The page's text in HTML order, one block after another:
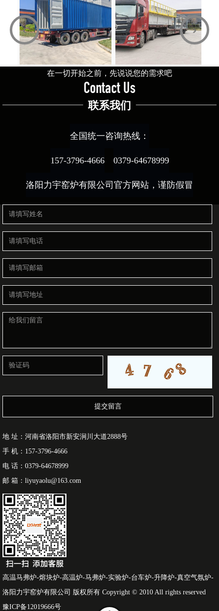
‹ ›
在一切开始之前，先说说您的需求吧
Contact Us
联系我们
全国统一咨询热线：
157-3796-4666 0379-64678999
洛阳力宇窑炉有限公司官方网站，谨防假冒
提交留言
地 址：河南省洛阳市新安涧川大道2888号
手 机：157-3796-4666
电 话：0379-64678999
邮 箱：liyuyaolu@163.com
高温马弗炉-熔块炉-高温炉-马弗炉-实验炉-台车炉-升降炉-真空气氛炉-
洛阳力宇窑炉有限公司 版权所有 Copyright © 2010 All rights reserved
豫ICP备12019666号